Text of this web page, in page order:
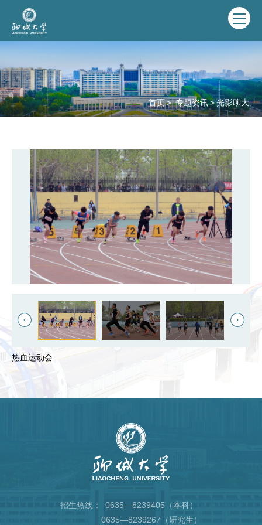
首页 > 专题资讯>光影聊大
热血运动会
招生热线：
0635—8239405（本科）
0635—8239267（研究生）